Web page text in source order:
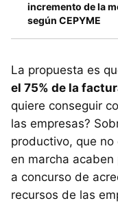
incremento de la
según CEPYME
La propuesta es
el 75% de la
quiere conseguir
las empresas?
productivo, que no
en marcha acaben
a concurso de
recursos de las